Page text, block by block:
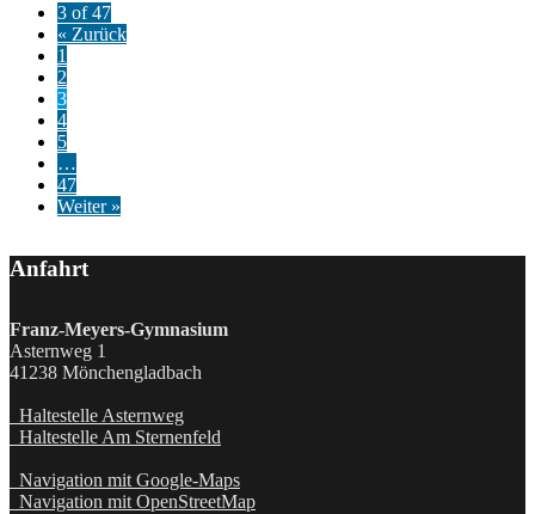
3 of 47
« Zurück
1
2
3
4
5
…
47
Weiter »
Anfahrt
Franz-Meyers-Gymnasium
Asternweg 1
41238 Mönchengladbach
Haltestelle Asternweg
Haltestelle Am Sternenfeld
Navigation mit Google-Maps
Navigation mit OpenStreetMap